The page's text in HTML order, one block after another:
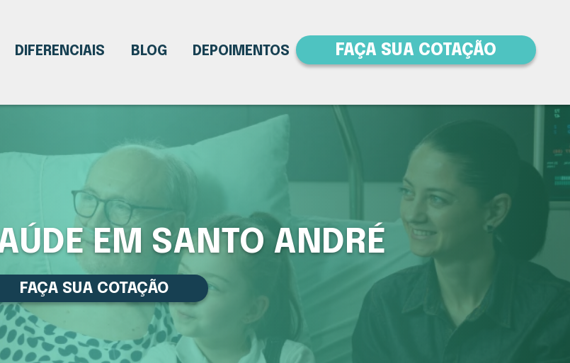
DIFERENCIAIS BLOG DEPOIMENTOS FAÇA SUA COTAÇÃO
EM SANTO ANDRÉ
FAÇA SUA COTAÇÃO